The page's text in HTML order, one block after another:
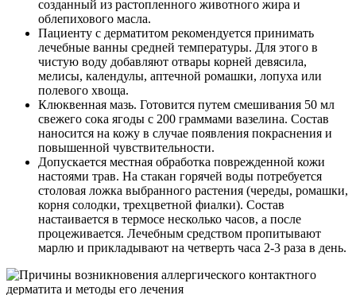
созданный из растопленного животного жира и
облепихового масла.
Пациенту с дерматитом рекомендуется принимать
лечебные ванны средней температуры. Для этого в
чистую воду добавляют отвары корней девясила,
мелисы, календулы, аптечной ромашки, лопуха или
полевого хвоща.
Клюквенная мазь. Готовится путем смешивания 50 мл
свежего сока ягоды с 200 граммами вазелина. Состав
наносится на кожу в случае появления покраснения и
повышенной чувствительности.
Допускается местная обработка поврежденной кожи
настоями трав. На стакан горячей воды потребуется
столовая ложка выбранного растения (череды, ромашки,
корня солодки, трехцветной фиалки). Состав
настаивается в термосе несколько часов, а после
процеживается. Лечебным средством пропитывают
марлю и прикладывают на четверть часа 2-3 раза в день.